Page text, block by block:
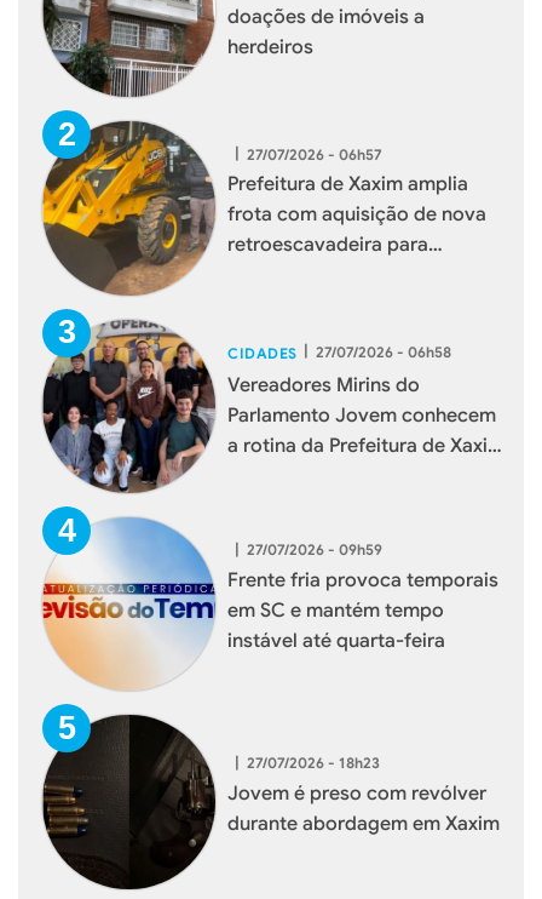
doações de imóveis a
herdeiros
| 27/07/2026 - 06h57
Prefeitura de Xaxim amplia
frota com aquisição de nova
retroescavadeira para
CIDADES | 27/07/2026 - 06h58
Vereadores Mirins do
Parlamento Jovem conhecem
a rotina da Prefeitura de Xaxim
| 27/07/2026 - 09h59
Frente fria provoca temporais
em SC e mantém tempo
instável até quarta-feira
| 27/07/2026 - 18h23
Jovem é preso com revólver
durante abordagem em Xaxim